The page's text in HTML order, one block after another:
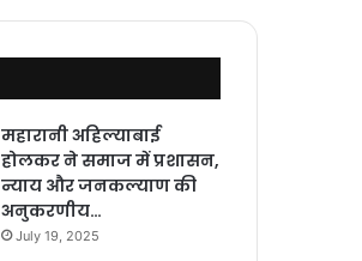
महारानी अहिल्याबाई
होलकर ने समाज में प्रशासन,
न्याय और जनकल्याण की
अनुकरणीय…
July 19, 2025